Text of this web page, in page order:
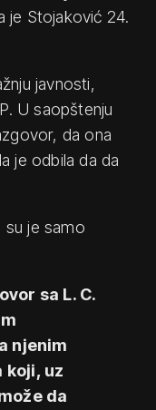
je Stojaković 24.
javnosti,
U saopštenju
da ona
je odbila da da
su je samo
sa L. C.
njenim
koji, uz
da